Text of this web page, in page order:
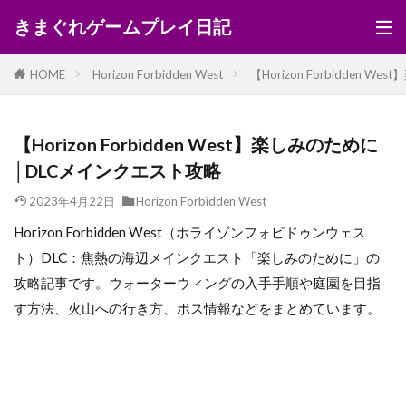
きまぐれゲームプレイ日記
HOME Horizon Forbidden West 【Horizon Forbidden West
【Horizon Forbidden West】楽しみのために
│DLCメインクエスト攻略
2023年4月22日 Horizon Forbidden West
Horizon Forbidden West（ホライゾンフォビドゥンウェス
ト）DLC：焦熱の海辺メインクエスト「楽しみのために」の
攻略記事です。ウォーターウィングの入手手順や庭園を目指
す方法、火山への行き方、ボス情報などをまとめています。